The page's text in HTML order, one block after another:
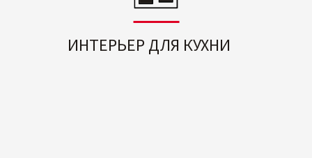
ИНТЕРЬЕР ДЛЯ КУХНИ